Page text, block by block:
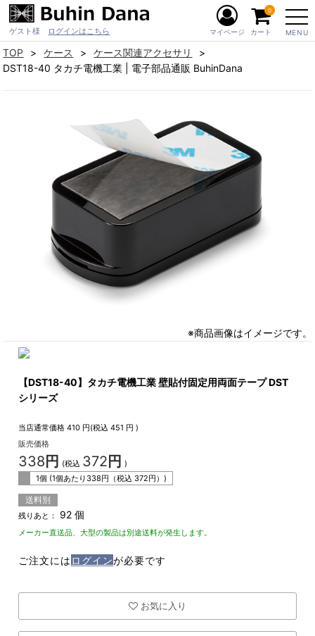
ゲスト様 ログインはこちら MENU
マイページ カート
0
TOP ケース
ケース関連アクセサリ
DST18-40 タカチ電機工業 | 電子部品通販 BuhinDana
※商品画像はイメージです。
【DST18-40】タカチ電機工業 壁貼付固定用両面テープ DST
シリーズ
当店通常価格 410 円(税込451 円 )
販売価格
338 円 (税込 372 円 )
1個 (1個あたり 338円（税込 372円）)
送料別
残りあと： 92 個
メーカー直送品、大型の製品は別途送料が発生します。
ご注文には ログインが必要です
お気に入り